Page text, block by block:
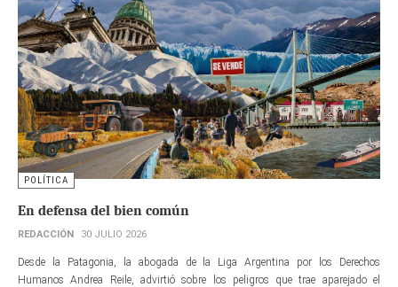
POLÍTICA
En defensa del bien común
REDACCIÓN 30 JULIO 2026
Desde la Patagonia, la abogada de la Liga Argentina por los Derechos
Humanos Andrea Reile, advirtió sobre los peligros que trae aparejado el